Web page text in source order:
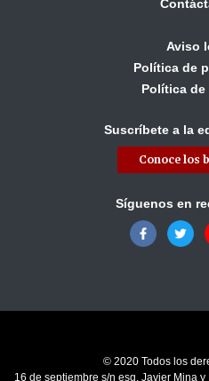
Aviso
Política de
Política de
Suscríbete a la
Conoce los
Síguenos en
© 2020 Todos los
16 de septiembre s/n esq. Javier Mina